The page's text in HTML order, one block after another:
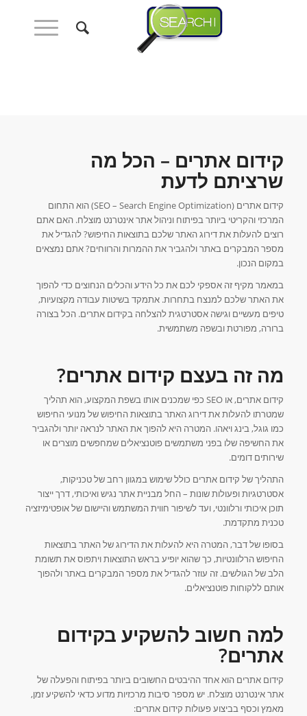
קידום אתרים – הכל מה
שרציתם לדעת
קידום אתרים (SEO – Search Engine Optimization) הוא התחום
המרכזי והקריטי ביותר בפיתוח וניהול אתר אינטרנט מוצלח. האם אתם
רוצים להעלות את דירוג האתר שלכם בתוצאות החיפוש? להגדיל את
מספר המבקרים באתר ולהגביר את ההמרות והרווחים? אתם נמצאים
במקום הנכון.
במאמר מקיף זה אספקי לכם את כל הידע והכלים הנחוצים כדי להפוך
את האתר שלכם למנצח בתחרות. אתמקד בשיטות עבודה מקצועיות,
טיפים מעשיים וגישה אסטרטגית להצלחה בקידום אתרים. הכל בצורה
ברורה, מפורטת ובשפה משתמשית.
מה זה בעצם קידום אתרים?
קידום אתרים, או SEO כפי שמכנים אותו בשפת המקצוע, הוא תהליך
שמטרתו להעלות את דירוג האתר בתוצאות החיפוש של מנועי החיפוש
כמו גוגל, בינג ויאהו. המטרה היא להפוך את האתר לנראה יותר ולהגביר
את החשיפה שלו בפני משתמשים פוטנציאלים שמחפשים מוצרים או
שירותים דומים.
התהליך של קידום אתרים כולל שימוש במגוון רחב של טכניקות,
אסטרטגיות ופעולות שונות – החל מבניית אתר נגיש ואיכותי, דרך ייצור
תוכן איכותי ורלוונטי, ועד לשיפור חווית המשתמש והיישום של אופטימיזציה
טכנית מתקדמת.
בסופו של דבר, המטרה היא להעלות את הדירוג של האתר בתוצאות
החיפוש הרלוונטיות, כך שהוא יופיע בראש התוצאות ויתפוס את תשומת
הלב של הגולשים. זה עוזר להגדיל את מספר המבקרים באתר ולהפוך
אותם ללקוחות פוטנציאלים.
למה חשוב להשקיע בקידום
אתרים?
קידום אתרים הוא אחד ההיבטים החשובים ביותר בפיתוח והפעלה של
אתר אינטרנט מוצלח. יש מספר סיבות מרכזיות מדוע כדאי להשקיע זמן,
מאמץ וכסף בביצוע פעולות קידום אתרים: